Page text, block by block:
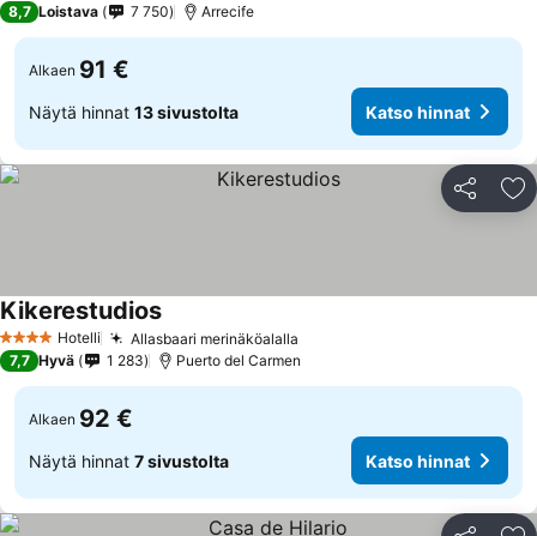
8,7 Loistava 7 750 Arrecife
Alkaen 91 €
Näytä hinnat 13 sivustolta Katso hinnat
Jaa
4 Tähtiluokitus
Hotelli Allasbaari merinäköalalla
KikerestudiosKatso hinnat
7,7 Hyvä 1 283 Puerto del Carmen
Alkaen 92 €
Näytä hinnat 7 sivustolta Katso hinnat